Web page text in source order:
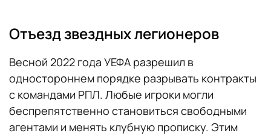
Отъезд звездных легионеров
Весной 2022 года УЕФА разрешил в
одностороннем порядке разрывать контракты
с командами РПЛ. Любые игроки могли
беспрепятственно становиться свободными
агентами и менять клубную прописку. Этим